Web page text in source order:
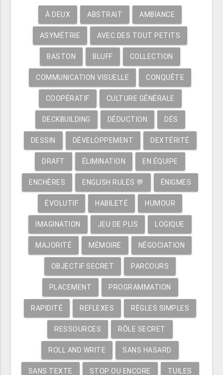
À DEUX ABSTRAIT AMBIANCE
ASYMÉTRIE AVEC DES TOUT PETITS
BASTON BLUFF COLLECTION
COMMUNICATION VISUELLE CONQUÊTE
COOPÉRATIF CULTURE GÉNÉRALE
DECKBUILDING DÉDUCTION DÉS
DESSIN DÉVELOPPEMENT DEXTÉRITÉ
DRAFT ÉLIMINATION EN ÉQUIPE
ENCHÈRES ENGLISH RULES 💬 ÉNIGMES
ÉVOLUTIF HABILETÉ HUMOUR
IMAGINATION JEU DE PLIS LOGIQUE
MAJORITÉ MÉMOIRE NÉGOCIATION
OBJECTIF SECRET PARCOURS
PLACEMENT PROGRAMMATION
RAPIDITÉ REFLEXES RÈGLES SIMPLES
RESSOURCES RÔLE SECRET
ROLL AND WRITE SANS HASARD
SANS TEXTE STOP OU ENCORE TUILES